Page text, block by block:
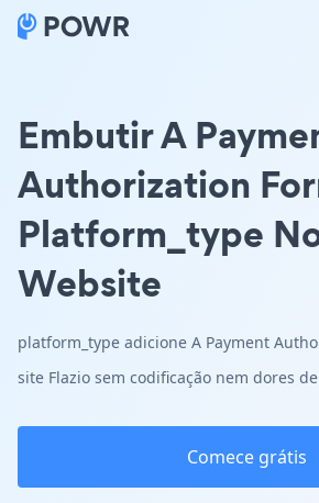
Embutir A
Authorization
Platform_type
Website
platform_type adicione A Payment
site Flazio sem codificação nem dores
Comece grátis